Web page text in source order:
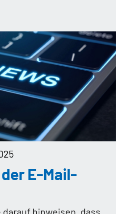
E-Mail-
hinweisen, dass